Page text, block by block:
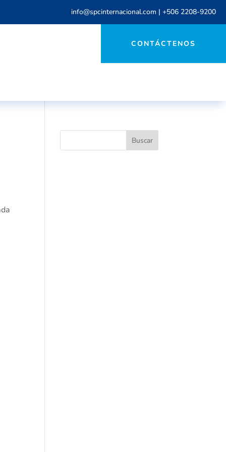
info@spcinternacional.com | +506 2208-9200
CONTÁCTENOS